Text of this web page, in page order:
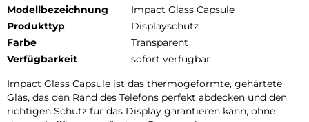
Modellbezeichnung
Impact Glass Capsule
Produkttyp
Displayschutz
Farbe
Transparent
Verfügbarkeit
sofort verfügbar
Impact Glass Capsule ist das thermogeformte, gehärtete
Glas, das den Rand des Telefons perfekt abdecken und den
richtigen Schutz für das Display garantieren kann, ohne